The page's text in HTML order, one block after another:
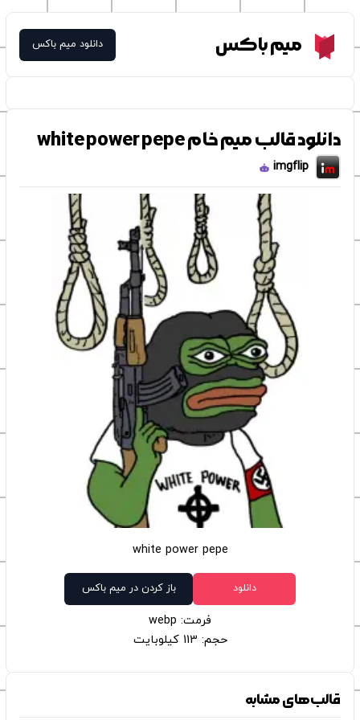
Meme Boxمیم باکس دانلود میم باکس
دانلود قالب میم خام white power pepe
imgflip
white power pepe
دانلود باز کردن در میم باکس
فرمت: webp
حجم: 113 کیلوبایت
قالب‌های مشابه